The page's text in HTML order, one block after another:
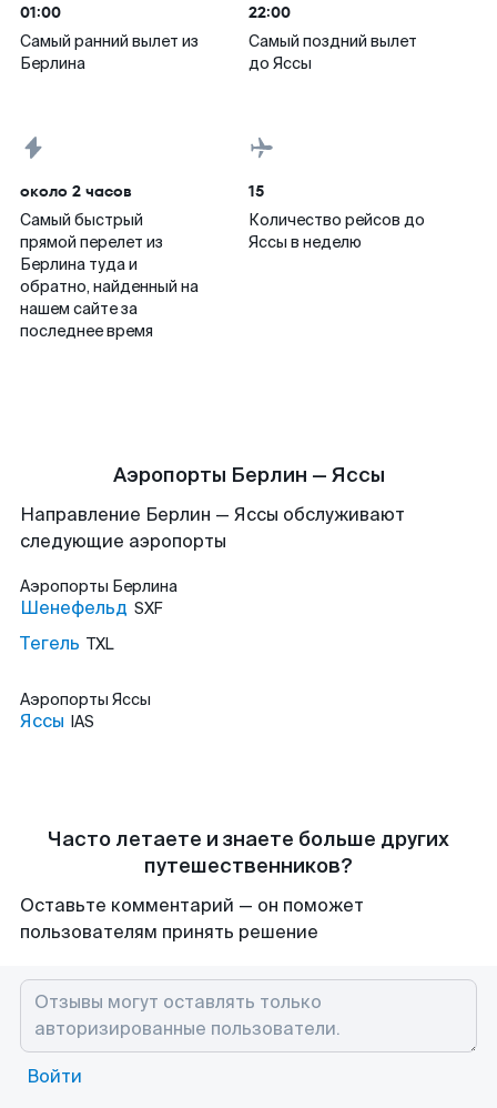
01:00
Самый ранний вылет из
Берлина
22:00
Самый поздний вылет
до Яссы
около 2 часов
Самый быстрый
прямой перелет из
Берлина туда и
обратно, найденный на
нашем сайте за
последнее время
15
Количество рейсов до
Яссы в неделю
Аэропорты Берлин — Яссы
Направление Берлин — Яссы обслуживают
следующие аэропорты
Аэропорты Берлина
Шенефельд SXF
Тегель TXL
Аэропорты Яссы
Яссы IAS
Часто летаете и знаете больше других
путешественников?
Оставьте комментарий — он поможет
пользователям принять решение
Войти